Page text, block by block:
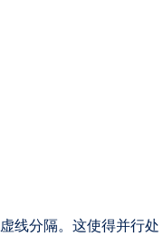
线分隔。这使得并行处